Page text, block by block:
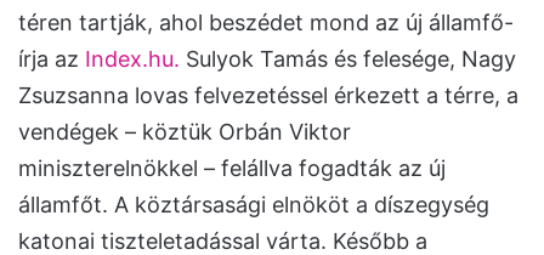
téren tartják, ahol beszédet mond az új államfő-
írja az Index.hu. Sulyok Tamás és felesége, Nagy
Zsuzsanna lovas felvezetéssel érkezett a térre, a
vendégek – köztük Orbán Viktor
miniszterelnökkel – felállva fogadták az új
államfőt. A köztársasági elnököt a díszegység
katonai tiszteletadással várta. Később a